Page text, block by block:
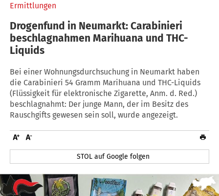
Ermittlungen
Drogenfund in Neumarkt: Carabinieri
beschlagnahmen Marihuana und THC-
Liquids
Bei einer Wohnungsdurchsuchung in Neumarkt haben
die Carabinieri 54 Gramm Marihuana und THC-Liquids
(Flüssigkeit für elektronische Zigarette, Anm. d. Red.)
beschlagnahmt: Der junge Mann, der im Besitz des
Rauschgifts gewesen sein soll, wurde angezeigt.
STOL auf Google folgen